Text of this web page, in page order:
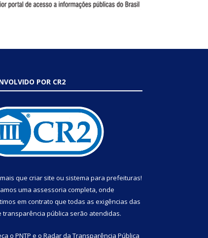
POR CR2
que criar site ou sistema para prefeituras!
uma assessoria completa, onde
em contrato que todas as exigências das
transparência pública serão atendidas.
o PNTP e o Radar da Transparência Pública